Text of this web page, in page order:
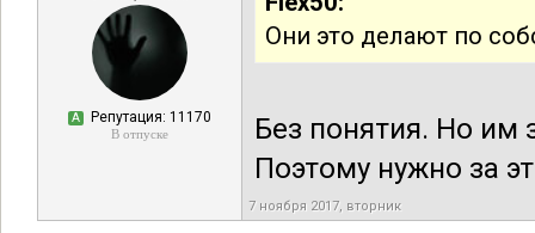
А Репутация: 11170
В отпуске
Они это делают по
Без понятия. Но им
Поэтому нужно за
7 ноября 2017, вторник